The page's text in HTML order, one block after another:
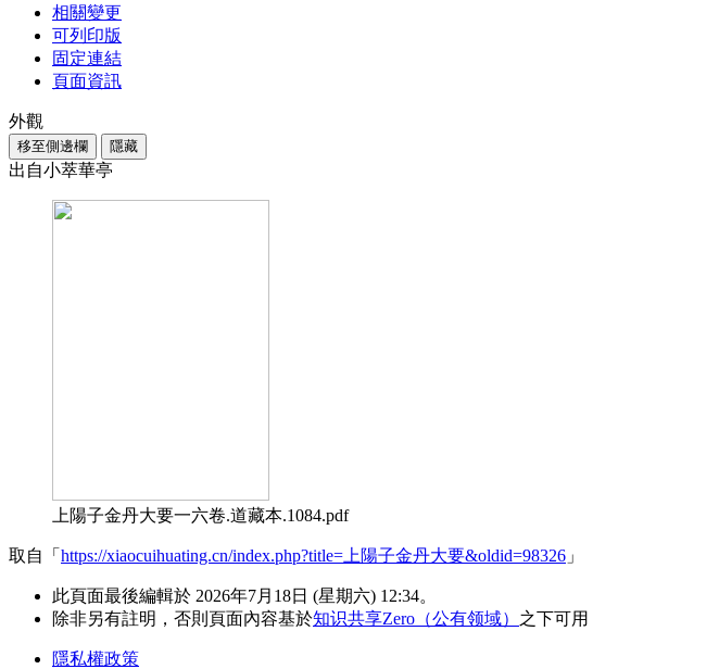
相關變更
可列印版
固定連結
頁面資訊
外觀
移至側邊欄 隱藏
出自小萃華亭
上陽子金丹大要一六卷.道藏本.1084.pdf
取自「 https://xiaocuihuating.cn/index.php?title=上陽子金丹大要&oldid=98326 」
此頁面最後編輯於 2026年7月18日 (星期六) 12:34。
除非另有註明，否則頁面內容基於知识共享Zero（公有领域） 之下可用
隱私權政策